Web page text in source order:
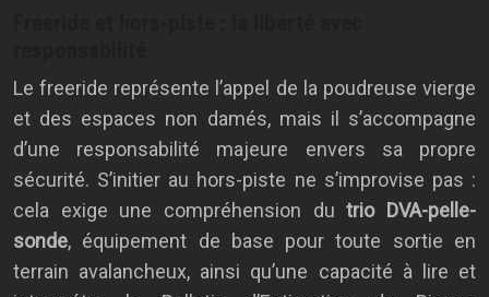
Le freeride représente l’appel de la poudreuse vierge
et des espaces non damés, mais il s’accompagne
d’une responsabilité majeure envers sa propre
sécurité. S’initier au hors-piste ne s’improvise pas :
cela exige une compréhension dutrio DVA-pelle-
sonde, équipement de base pour toute sortie en
terrain avalancheux, ainsi qu’une capacité à lire et